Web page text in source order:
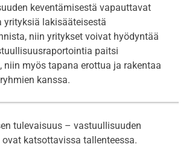
keventämisestä vapauttavat
yrityksiä lakisääteisestä
niin yritykset voivat hyödyntää
paitsi
niin myös tapana erottua ja rakentaa
kanssa.
tulevaisuus – vastuullisuuden
katsottavissa tallenteessa.